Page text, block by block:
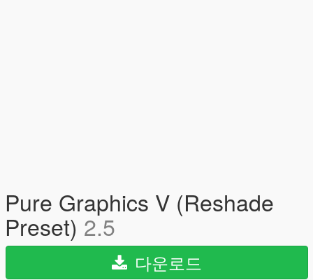
Pure Graphics V (Reshade
Preset) 2.5
다운로드